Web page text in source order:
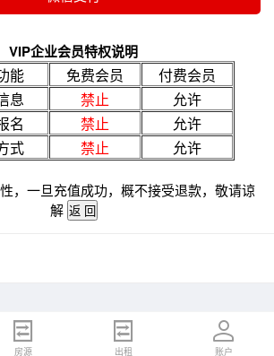
VIP企业会员特权说明
能 免费会员
付费会员
息
禁止
允许
名
禁止
允许
式
禁止 允许
，一旦充值成功，概不接受退款，敬请谅
解
房源 出租 账户